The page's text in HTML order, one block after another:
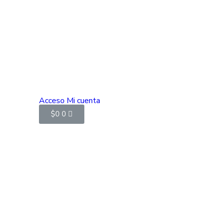
Acceso Mi cuenta
$0 0